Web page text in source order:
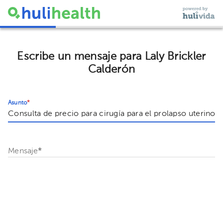
Escribe un mensaje para Laly Brickler
Calderón
Asunto*
Mensaje*